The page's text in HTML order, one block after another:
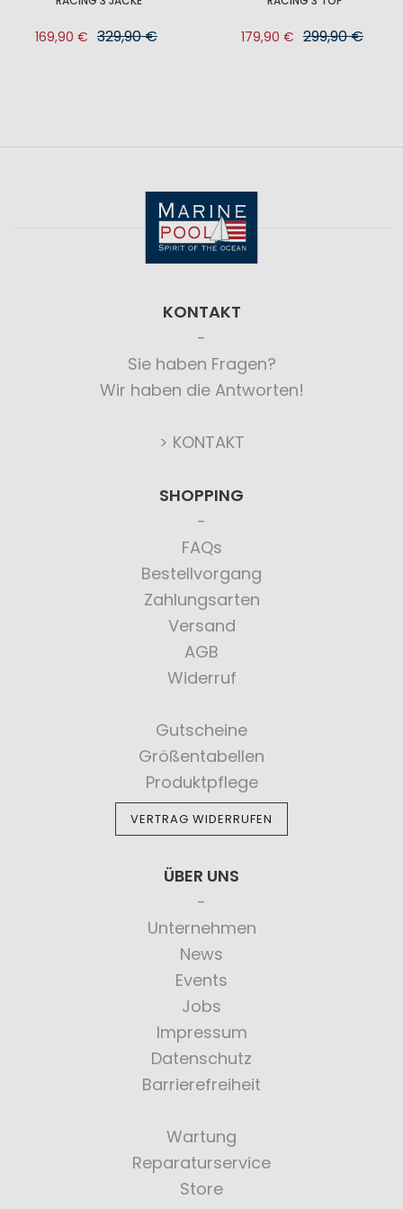
169,90 € 329,90 € 179,90 € 299,90 €
KONTAKT
Sie haben Fragen?
Wir haben die Antworten!
> KONTAKT
SHOPPING
FAQs
Bestellvorgang
Zahlungsarten
Versand
AGB
Widerruf
Gutscheine
Größentabellen
Produktpflege
VERTRAG WIDERRUFEN
ÜBER UNS
Unternehmen
News
Events
Jobs
Impressum
Datenschutz
Barrierefreiheit
Wartung
Reparaturservice
Store